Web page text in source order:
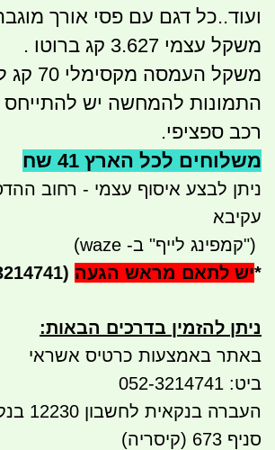
ועוד..כל דגם עם פסי אורך
משקל עצמי 3.627 קג ברוטו .
משקל העמסה מקסימלי 70 קג לזוג
התמונות להמחשה יש להתייחס
רכב ספציפי.
משלוחים לכל הארץ 41 שח
עקיבא
")קמפינג לייף" ב- waze)
*יש לתאם מראש הגעה
ניתן להזמין בדרכים הבאות:
באתר באמצעות כרטיס אשראי
ביט: 052-3214741
העברה בנקאית לחשבון 122
סניף 673 (קיסריה)